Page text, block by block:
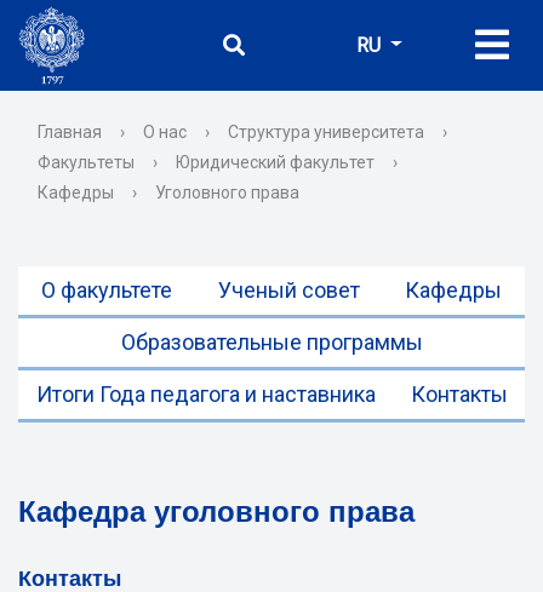
RU
Главная › О нас › Структура университета
›
Факультеты
› Юридический факультет
›
Кафедры
› Уголовного права
О факультете Ученый совет Кафедры
Образовательные программы
Итоги Года педагога и наставника Контакты
Кафедра уголовного права
Контакты